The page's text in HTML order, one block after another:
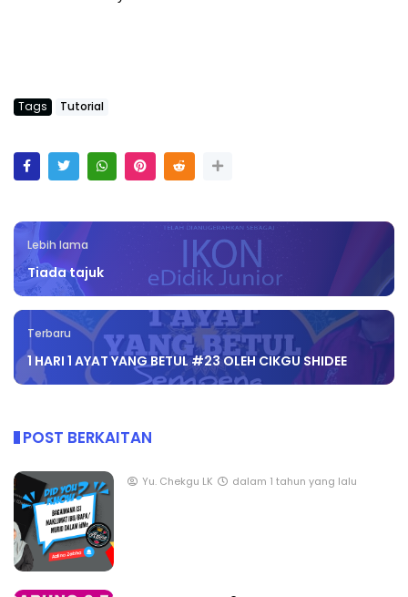
Tags Tutorial
Lebih lama
Tiada tajuk
Terbaru
1 HARI 1 AYAT YANG BETUL #23 OLEH CIKGU SHIDEE
POST BERKAITAN
Yu. Chekgu LK dalam 1 tahun yang lalu